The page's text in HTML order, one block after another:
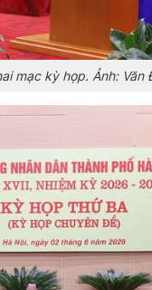
mạc kỳ họp. Ảnh: Văn